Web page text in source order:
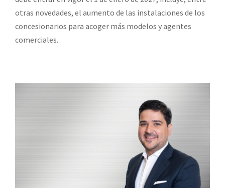
otras novedades, el aumento de las instalaciones de los
concesionarios para acoger más modelos y agentes
comerciales.